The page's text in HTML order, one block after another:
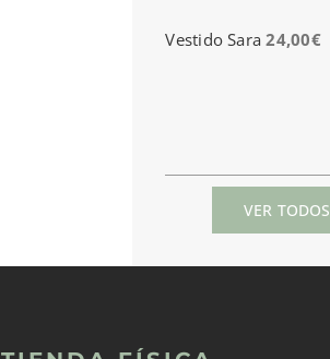
Vestido Sara 24,00€
VER TODOS